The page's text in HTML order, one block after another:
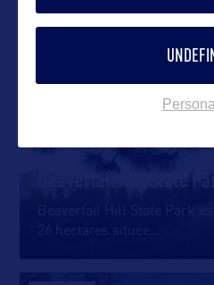
Kalispell
Au nord-ouest du
son charme de la période…
Beavertail Hill State Park
26 hectares située